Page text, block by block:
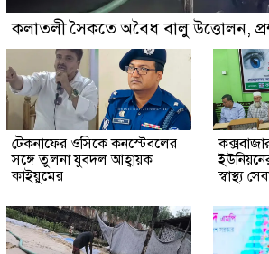
কলাতলী সৈকতে অবৈধ বালু উত্তোলন,
টেকনাফের ওসিকে কনস্টেবলের
সঙ্গে তুলনা যুবদল আহ্বায়ক
কাইয়ুমের
স্বাস্থ্য